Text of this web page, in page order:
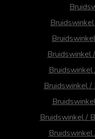
Bruidswinkel
Bruidswinkel
Bruidswinkel /
Bruidswinkel /
Bruidswinkel